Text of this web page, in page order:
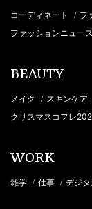
コーディネート / フ
ファッションニュース
BEAUTY
メイク / スキンケア
クリスマスコフレ
WORK
雑学 / 仕事 / デジ